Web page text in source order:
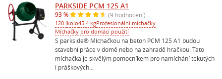
PARKSIDE PCM 125 A1
93 % (9 hodnocení)
120 lkolo45.4 kgProfesionální míchačky
Míchačky pro domácí použití
S parkside® Míchačkou na beton PCM 125 A1 budou
stavební práce v domě nebo na zahradě hračkou. Tato
míchačka je skvělým pomocníkem pro namíchání tekutých
i práškových...